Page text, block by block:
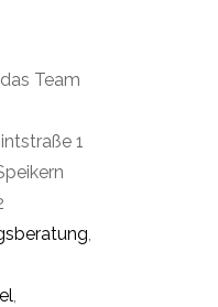
Team
1